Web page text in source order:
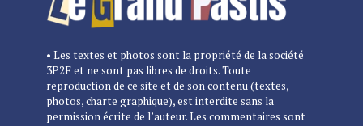
• Les textes et photos sont la propriété de la société
3P2F et ne sont pas libres de droits. Toute
reproduction de ce site et de son contenu (textes,
photos, charte graphique), est interdite sans la
permission écrite de l’auteur. Les commentaires sont